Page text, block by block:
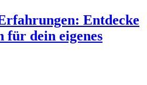
Entdecke
für dein eigenes